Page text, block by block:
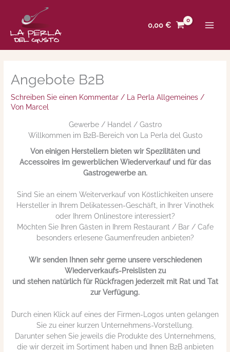
springen
0,00€
Angebote B2B
Schreiben Sie einen Kommentar / La Perla Allgemeines /
Von Marcel
Gewerbe / Handel / Gastro
Willkommen im B2B-Bereich von La Perla del Gusto
Von einigen Herstellern bieten wir Spezilitäten und
Accessoires im gewerblichen Wiederverkauf und für das
Gastrogewerbe an.
Sind Sie an einem Weiterverkauf von Köstlichkeiten unsere
Hersteller in Ihrem Delikatessen-Geschäft, in Ihrer Vinothek
oder Ihrem Onlinestore interessiert?
Möchten Sie Ihren Gästen in Ihrem Restaurant / Bar / Cafe
besonders erlesene Gaumenfreuden anbieten?
Wir senden Ihnen sehr gerne unsere verschiedenen
Wiederverkaufs-Preislisten zu
und stehen natürlich für Rückfragen jederzeit mit Rat und Tat
zur Verfügung.
Durch einen Klick auf eines der Firmen-Logos unten gelangen
Sie zu einer kurzen Unternehmens-Vorstellung.
Darunter sehen Sie jeweils die Produkte des Unternehmens,
die wir derzeit im Sortiment haben und Ihnen B2B anbieten